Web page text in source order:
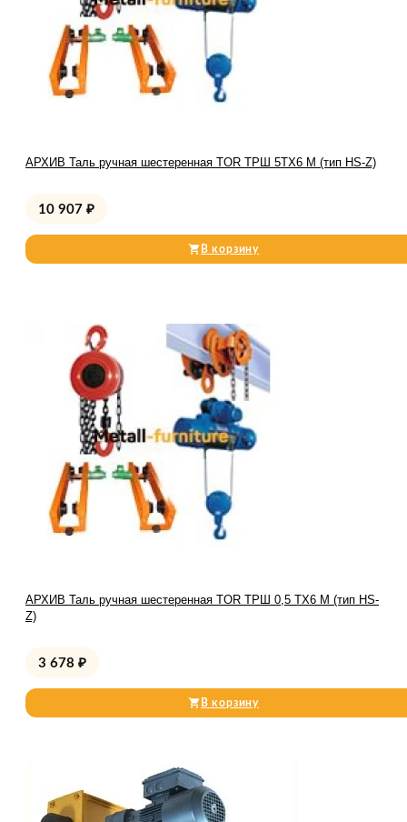
АРХИВ Таль ручная шестеренная TOR ТРШ 5ТХ6 М (тип HS-Z)
10 907 ₽
В корзину
АРХИВ Таль ручная шестеренная TOR ТРШ 0,5 ТХ6 М (тип HS-
Z)
3 678 ₽
В корзину